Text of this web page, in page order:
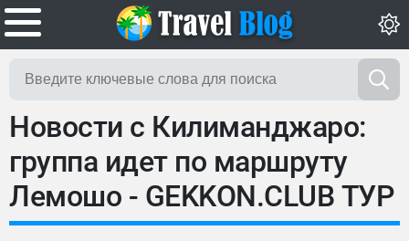
Новости с Килиманджаро:
группа идет по маршруту
Лемошо - GEKKON.CLUB ТУР